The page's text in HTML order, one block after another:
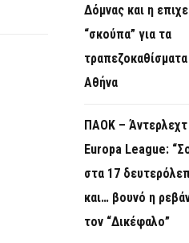
Δόμνας και η
“σκούπα” για τα
Αθήνα
ΠΑΟΚ –
Europa League:
στα 17
και… βουνό η
τον “Δικέφαλο”